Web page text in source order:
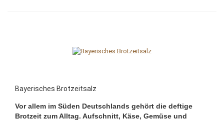
Bayerisches Brotzeitsalz
Vor allem im Süden Deutschlands gehört die deftige
Brotzeit zum Alltag. Aufschnitt, Käse, Gemüse und